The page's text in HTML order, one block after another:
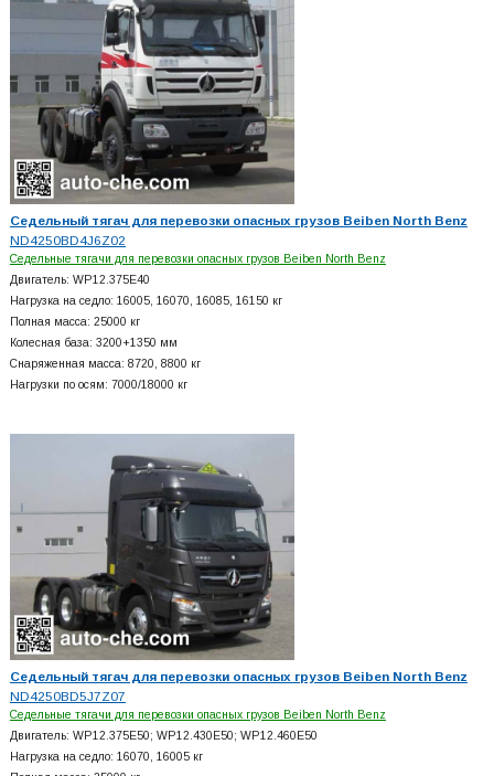
Седельный тягач для перевозки опасных грузов Beiben North Benz
ND4250BD4J6Z02
Седельные тягачи для перевозки опасных грузов Beiben North Benz
Двигатель: WP12.375E40
Нагрузка на седло: 16005, 16070, 16085, 16150 кг
Полная масса: 25000 кг
Колесная база: 3200+1350 мм
Снаряженная масса: 8720, 8800 кг
Нагрузки по осям: 7000/18000 кг
Седельный тягач для перевозки опасных грузов Beiben North Benz
ND4250BD5J7Z07
Седельные тягачи для перевозки опасных грузов Beiben North Benz
Двигатель: WP12.375E50; WP12.430E50; WP12.460E50
Нагрузка на седло: 16070, 16005 кг